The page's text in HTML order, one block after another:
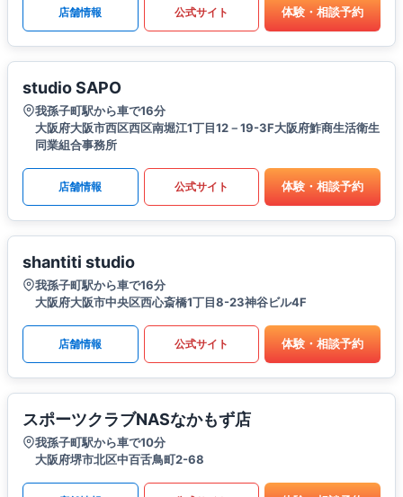
店舗情報 公式サイト 体験・相談予約
studio SAPO
我孫子町駅から車で16分
大阪府大阪市西区西区南堀江1丁目12－19-3F大阪府鮓商生活衛生
同業組合事務所
店舗情報 公式サイト 体験・相談予約
shantiti studio
我孫子町駅から車で16分
大阪府大阪市中央区西心斎橋1丁目8-23神谷ビル4F
店舗情報 公式サイト 体験・相談予約
スポーツクラブNASなかもず店
我孫子町駅から車で10分
大阪府堺市北区中百舌鳥町2-68